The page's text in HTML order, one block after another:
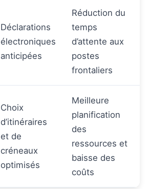
Déclarations
électroniques
anticipées
Réduction du
temps
d’attente aux
postes
frontaliers
Choix
d’itinéraires
et de
créneaux
optimisés
Meilleure
planification
des
ressources et
baisse des
coûts